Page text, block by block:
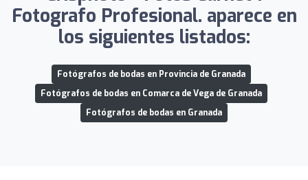
Fotografo Profesional. aparece en
los siguientes listados:
Fotógrafos de bodas en Provincia de Granada
Fotógrafos de bodas en Comarca de Vega de Granada
Fotógrafos de bodas en Granada